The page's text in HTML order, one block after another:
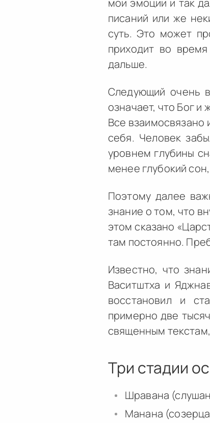
писаний или же
суть. Это может
приходит во
дальше.
Следующий очень
означает, что Бог и
Все взаимосвязано
себя. Человек
уровнем глубины
менее глубокий
Поэтому далее
знание о том, что
этом сказано
там постоянно.
Известно, что
Васитштха и
восстановил и
примерно две
священным
Три стадии
Шравана
Манана